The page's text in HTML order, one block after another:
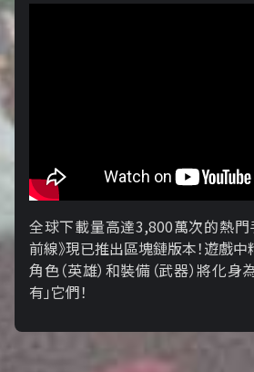
全球下載量高達3,800萬次的熱門
前線》現已推出區塊鏈版本！遊戲
角色（英雄）和裝備（武器）將化身
有」它們！